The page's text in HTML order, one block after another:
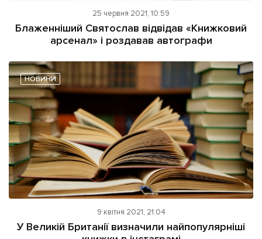
25 червня 2021, 10:59
Блаженніший Святослав відвідав «Книжковий
арсенал» і роздавав автографи
НОВИНИ
9 квітня 2021, 21:04
У Великій Британії визначили найпопулярніші